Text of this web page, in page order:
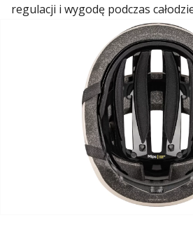
regulacji i wygodę podczas